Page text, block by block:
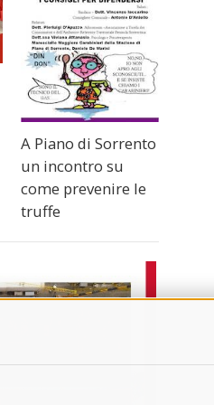
A Piano di Sorrento
un incontro su
come prevenire le
truffe